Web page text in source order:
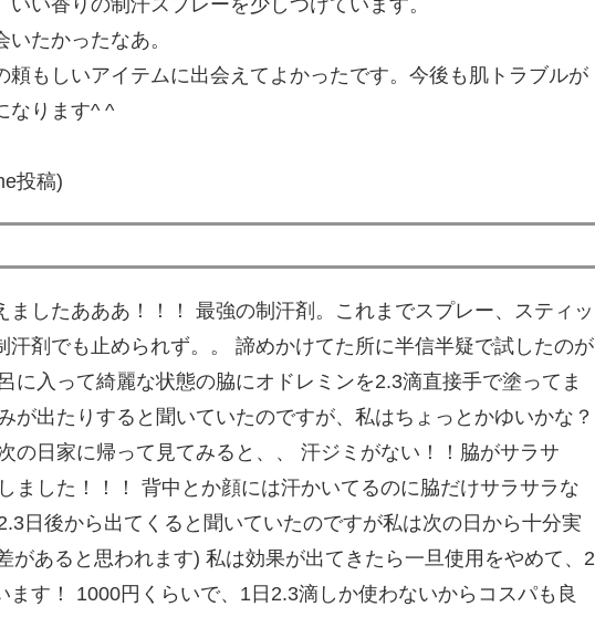
たかったなあ。
頼もしいアイテムに出会えてよかったです。今後も肌トラブルが
なります^ ^
投稿)
ましたあああ！！！ 最強の制汗剤。これまでスプレー、スティッ
剤でも止められず。。 諦めかけてた所に半信半疑で試したのが
に入って綺麗な状態の脇にオドレミンを2.3滴直接手で塗ってま
が出たりすると聞いていたのですが、私はちょっとかゆいかな？
の日家に帰って見てみると、、 汗ジミがない！！脇がサラサ
ました！！！ 背中とか顔には汗かいてるのに脇だけサラサラな
日後から出てくると聞いていたのですが私は次の日から十分実
があると思われます) 私は効果が出てきたら一旦使用をやめて、2
ます！ 1000円くらいで、1日2.3滴しか使わないからコスパも良